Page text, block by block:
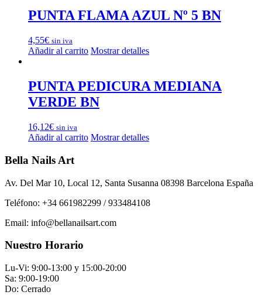
PUNTA FLAMA AZUL Nº 5 BN
4,55€ sin iva
Añadir al carrito Mostrar detalles
PUNTA PEDICURA MEDIANA
VERDE BN
16,12€ sin iva
Añadir al carrito Mostrar detalles
Bella Nails Art
Av. Del Mar 10, Local 12, Santa Susanna 08398 Barcelona España
Teléfono: +34 661982299 / 933484108
Email: info@bellanailsart.com
Nuestro Horario
Lu-Vi: 9:00-13:00 y 15:00-20:00
Sa: 9:00-19:00
Do: Cerrado